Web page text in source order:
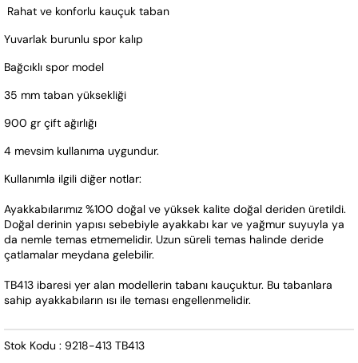
Rahat ve konforlu kauçuk taban
Yuvarlak burunlu spor kalıp
Bağcıklı spor model
35 mm taban yüksekliği
900 gr çift ağırlığı
4 mevsim kullanıma uygundur.
Kullanımla ilgili diğer notlar:
Ayakkabılarımız %100 doğal ve yüksek kalite doğal deriden üretildi.
Doğal derinin yapısı sebebiyle ayakkabı kar ve yağmur suyuyla ya
da nemle temas etmemelidir. Uzun süreli temas halinde deride
çatlamalar meydana gelebilir.
TB413 ibaresi yer alan modellerin tabanı kauçuktur. Bu tabanlara
sahip ayakkabıların ısı ile teması engellenmelidir.
Stok Kodu : 9218-413 TB413